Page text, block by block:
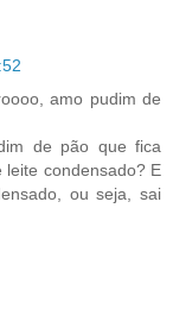
amo pudim de
de pão que fica
leite condensado? E
ou seja, sai